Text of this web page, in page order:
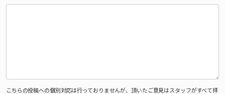
こちらの投稿への個別対応は行っておりませんが、頂いたご意見はスタッフがすべて拝